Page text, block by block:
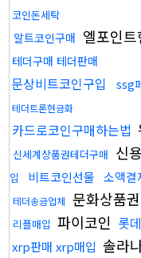
코인돈세탁
알트코인구매 엘포인
테더구매 테더판매
문상비트코인구입 ssg
테더트론현금화
카드로코인구매하는법
신세계상품권테더구매 신
입
비트코인선물 소액결
테더송금업체 문화상품
리플매입 파이코인 롯
xrp판매 xrp매입 솔라